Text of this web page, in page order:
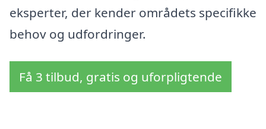
eksperter, der kender områdets specifikke
behov og udfordringer.
Få 3 tilbud, gratis og uforpligtende